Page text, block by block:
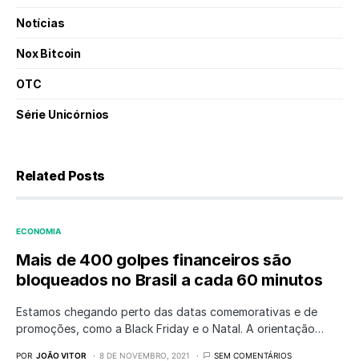
Notícias
Nox Bitcoin
OTC
Série Unicórnios
Related Posts
ECONOMIA
Mais de 400 golpes financeiros são
bloqueados no Brasil a cada 60 minutos
Estamos chegando perto das datas comemorativas e de
promoções, como a Black Friday e o Natal. A orientação…
POR JOÃO VITOR 8 DE NOVEMBRO, 2021 SEM COMENTÁRIOS